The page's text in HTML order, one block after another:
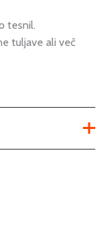
tesnil.
tuljave ali več